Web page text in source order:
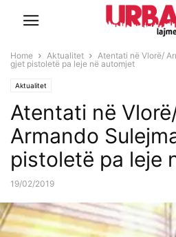
Home Aktualitet
Atentati në Vlorë/
gjet pistoletë pa leje në automjet
Aktualitet
Atentati në
Armando
pistoletë pa leje
19/02/2019